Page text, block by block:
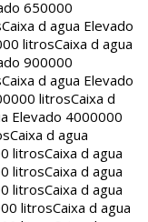
650000
Caixa d agua Elevado
litrosCaixa d agua
900000
Caixa d agua Elevado
litrosCaixa d
Elevado 4000000
Caixa d agua
litrosCaixa d agua
litrosCaixa d agua
litrosCaixa d agua
litrosCaixa d agua